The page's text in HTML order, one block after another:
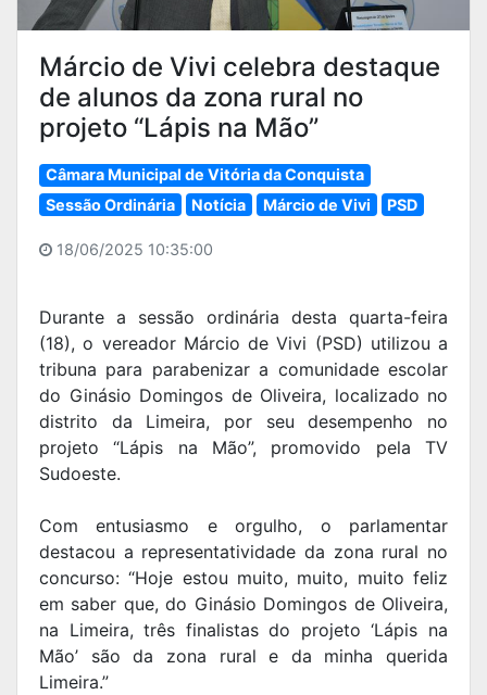
Márcio de Vivi celebra destaque
de alunos da zona rural no
projeto “Lápis na Mão”
Câmara Municipal de Vitória da Conquista
Sessão Ordinária
Notícia Márcio de Vivi PSD
18/06/2025 10:35:00
Durante a sessão ordinária desta quarta-feira
(18), o vereador Márcio de Vivi (PSD) utilizou a
tribuna para parabenizar a comunidade escolar
do Ginásio Domingos de Oliveira, localizado no
distrito da Limeira, por seu desempenho no
projeto “Lápis na Mão”, promovido pela TV
Sudoeste.
Com entusiasmo e orgulho, o parlamentar
destacou a representatividade da zona rural no
concurso: “Hoje estou muito, muito, muito feliz
em saber que, do Ginásio Domingos de Oliveira,
na Limeira, três finalistas do projeto ‘Lápis na
Mão’ são da zona rural e da minha querida
Limeira.”